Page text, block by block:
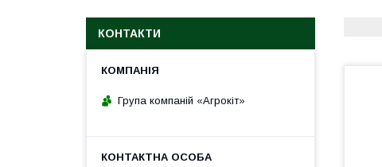
КОНТАКТИ
Група компаній «Агрокіт»